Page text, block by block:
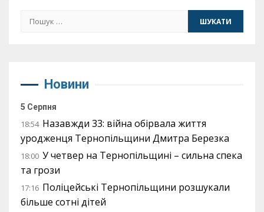
Пошук:
Новини
5 Серпня
18:54 Назавжди 33: війна обірвала життя
уродженця Тернопільщини Дмитра Березка
18:00 У четвер на Тернопільщині – сильна спека
та грози
17:16 Поліцейські Тернопільщини розшукали
більше сотні дітей